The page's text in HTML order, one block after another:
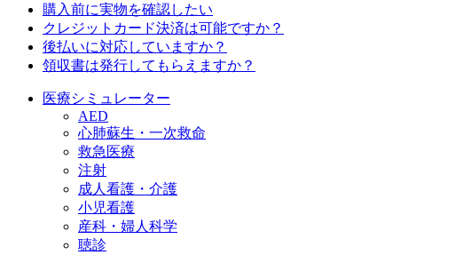
購入前に実物を確認したい
クレジットカード決済は可能ですか？
後払いに対応していますか？
領収書は発行してもらえますか？
医療シミュレーター
AED
心肺蘇生・一次救命
救急医療
注射
成人看護・介護
小児看護
産科・婦人科学
聴診